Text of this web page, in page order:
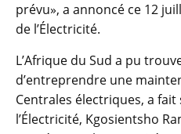
prévu», a annoncé ce 12
de l’Électricité.
L’Afrique du Sud a pu
d’entreprendre une
Centrales électriques, a
l’Électricité, Kgosientsho